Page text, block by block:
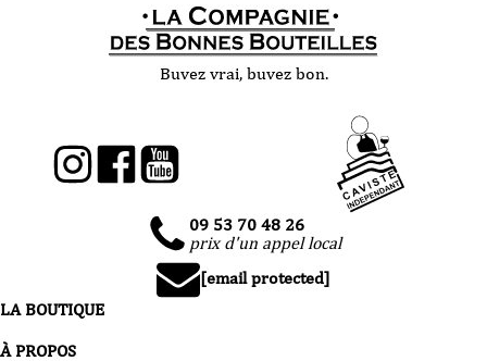
Buvez vrai, buvez bon.
09 53 70 48 26
prix d'un appel local
[email protected]
LA BOUTIQUE
À PROPOS